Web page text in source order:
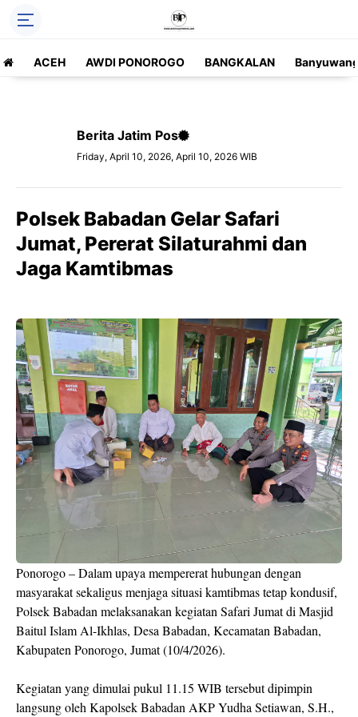
ACEH AWDI PONOROGO BANGKALAN
Berita Jatim Pos
Friday, April 10, 2026, April 10, 2026 WIB
Polsek Babadan Gelar Safari
Jumat, Pererat Silaturahmi dan
Jaga Kamtibmas
Ponorogo – Dalam upaya mempererat hubungan dengan
masyarakat sekaligus menjaga situasi kamtibmas tetap kondusif,
Polsek Babadan melaksanakan kegiatan Safari Jumat di Masjid
Baitul Islam Al-Ikhlas, Desa Babadan, Kecamatan Babadan,
Kabupaten Ponorogo, Jumat (10/4/2026).
Kegiatan yang dimulai pukul 11.15 WIB tersebut dipimpin
langsung oleh Kapolsek Babadan AKP Yudha Setiawan, S.H.,